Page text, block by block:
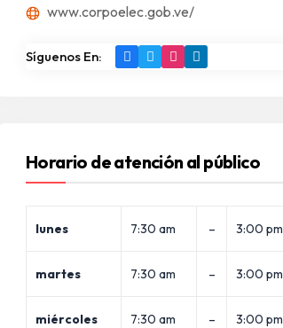
www.corpoelec.gob.ve/
Síguenos En:
Horario de atención al público
lunes 7:30 am – 3:00 pm
martes 7:30 am – 3:00 pm
miércoles 7:30 am – 3:00 pm